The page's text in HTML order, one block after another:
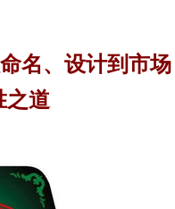
名、设计到市场
之道